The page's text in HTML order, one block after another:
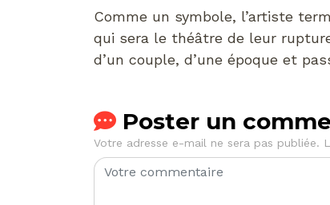
Comme un symbole, l’artiste
qui sera le théâtre de leur
d’un couple, d’une époque et
Poster un
Votre adresse e-mail ne sera pas publiée.